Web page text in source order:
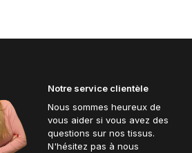
Notre service clientèle
Nous sommes heureux de
vous aider si vous avez des
questions sur nos tissus.
N'hésitez pas à nous